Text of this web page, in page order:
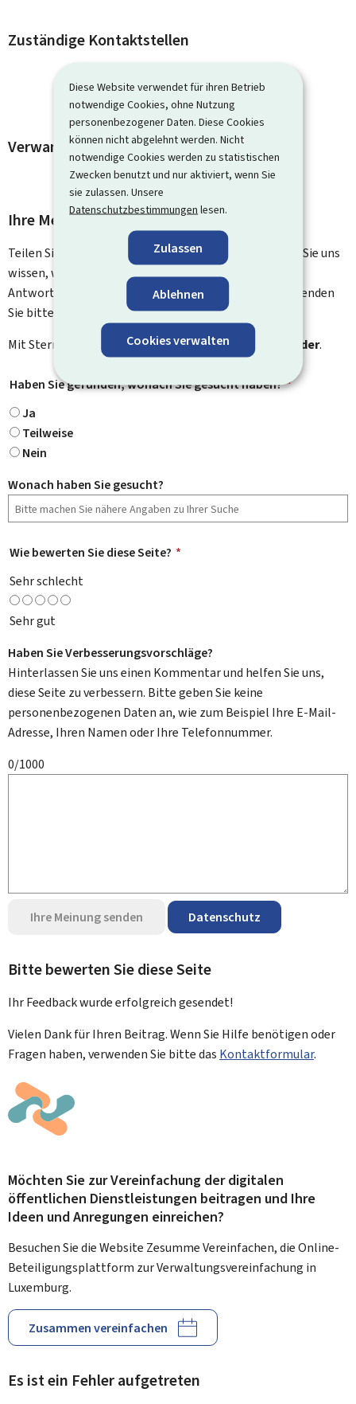
Diese Website verwendet für ihren Betrieb
notwendige Cookies, ohne Nutzung
personenbezogener Daten. Diese Cookies
können nicht abgelehnt werden. Nicht
notwendige Cookies werden zu statistischen
Zwecken benutzt und nur aktiviert, wenn Sie
sie zulassen. Unsere
Datenschutzbestimmungen lesen.
Zulassen
Ablehnen
Cookies verwalten
Zuständige Kontaktstellen
Verwandte Vorgänge und Links
Ihre Meinung interessiert uns
Teilen Sie uns Ihre Meinung zu dieser Seite mit. Lassen Sie uns
wissen, was wir verbessern können. Sie erhalten keine
Antwort auf Ihr Feedback. Für spezifische Fragen verwenden
Sie bitte das Kontaktformular.
Mit Stern gekennzeichnete Felder ( * ) sind Pflichtfelder.
Haben Sie gefunden, wonach Sie gesucht haben? *
Ja
Teilweise
Nein
Wonach haben Sie gesucht?
Wie bewerten Sie diese Seite? *
Sehr schlecht
Sehr gut
Haben Sie Verbesserungsvorschläge?
Hinterlassen Sie uns einen Kommentar und helfen Sie uns,
diese Seite zu verbessern. Bitte geben Sie keine
personenbezogenen Daten an, wie zum Beispiel Ihre E-Mail-
Adresse, Ihren Namen oder Ihre Telefonnummer.
0/1000
Ihre Meinung senden Datenschutz
Bitte bewerten Sie diese Seite
Ihr Feedback wurdeerfolgreichgesendet!
Vielen Dank für Ihren Beitrag. Wenn Sie Hilfe benötigen oder
Fragen haben, verwenden Sie bitte das Kontaktformular.
Möchten Sie zur Vereinfachung der digitalen
öffentlichen Dienstleistungen beitragen und Ihre
Ideen und Anregungen einreichen?
Besuchen Sie die Website Zesumme Vereinfachen, die Online-
Beteiligungsplattform zur Verwaltungsvereinfachung in
Luxemburg.
Zusammen vereinfachen
Es ist ein Fehler aufgetreten